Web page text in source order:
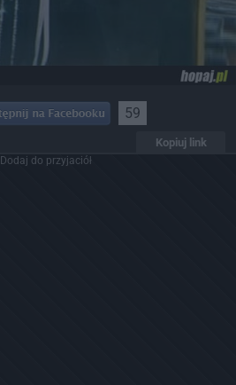
59
Kopiuj link
Dodaj do przyjaciół